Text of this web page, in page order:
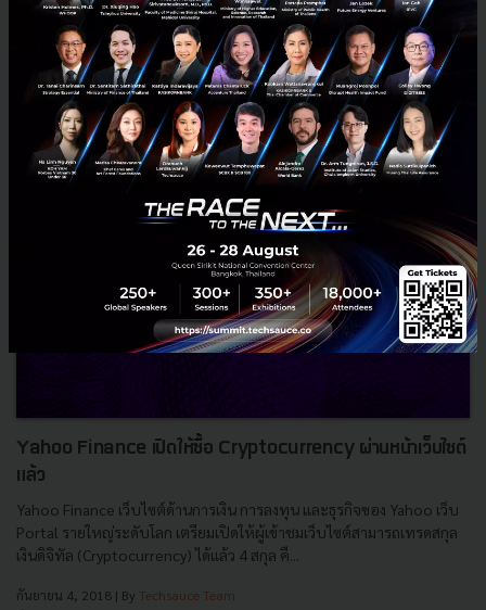
ประเทศไทย (กฟผ.) จับมือเป็นพันธมิตรด้านดิจิทัลเพื่อสนับสนุนการ
ดำเนินงานทางด้านเทคโนโลยีและนวัตกรรมของ กฟผ. นำเทคโนโลยีขั้นสู...
กันยายน 4, 2018| ByTechsauce Team
131
SCB EGAT cyptocurrency
Yahoo Finance เปิดให้ซื้อ Cryptocurrency ผ่านหน้าเว็บไซต์
แล้ว
Yahoo Finance เว็บไซต์ด้านการเงิน การลงทุน และธุรกิจของ Yahoo เว็บ
Portal รายใหญ่ระดับโลก เตรียมเปิดให้ผู้เข้าชมเว็บไซต์สามารถเทรดสกุล
เงินดิจิทัล (Cryptocurrency) ได้แล้ว 4 สกุล คื...
กันยายน 4, 2018 | By Techsauce Team